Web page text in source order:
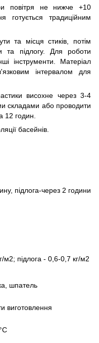
повітря не нижче +10
готується традиційним
та місця стиків, потім
та підлогу. Для роботи
інструменти. Матеріал
інтервалом для
висохне через 3-4
складами або проводити
12 годин.
басейнів.
підлога-через 2 години
м2; підлога - 0,6-0,7 кг/м2
шпатель
виготовлення